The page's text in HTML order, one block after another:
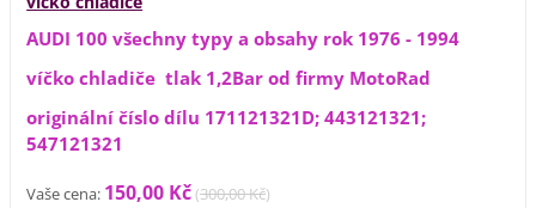
AUDI 100 všechny typy a obsahy rok 1976 - 1994
víčko chladiče tlak 1,2Bar od firmy MotoRad
originální číslo dílu 171121321D; 443121321;
547121321
Vaše cena: 150,00 Kč(300,00 Kč)